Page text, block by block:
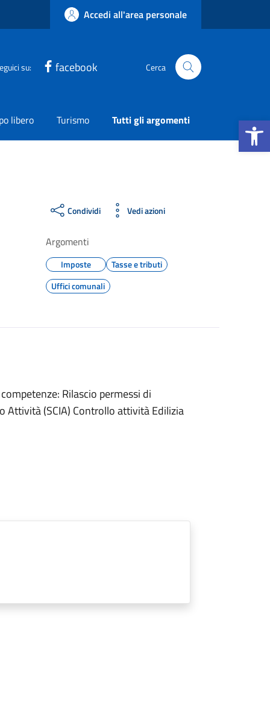
Apri la
Accedi all'area personale
su: facebook Cerca
libero Turismo Tutti gli argomenti
Condividi Vedi azioni
Argomenti
Imposte
Tasse e tributi
Uffici comunali
Rilascio permessi di
Attività (SCIA) Controllo attività Edilizia